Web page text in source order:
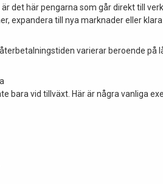
det här pengarna som går direkt till
expandera till nya marknader eller
varierar beroende på
bara vid tillväxt. Här är några vanliga